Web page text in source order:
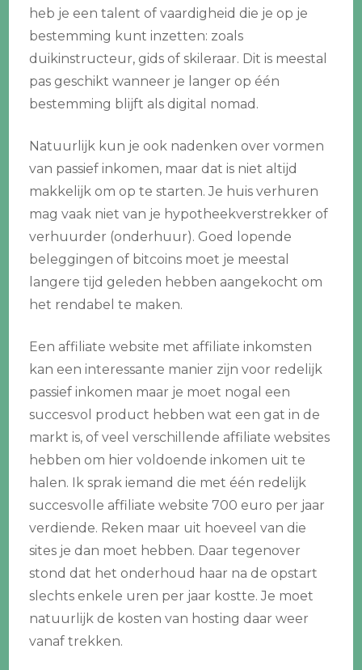
heb je een talent of vaardigheid die je op je
bestemming kunt inzetten: zoals
duikinstructeur, gids of skileraar. Dit is meestal
pas geschikt wanneer je langer op één
bestemming blijft als digital nomad.
Natuurlijk kun je ook nadenken over vormen
van passief inkomen, maar dat is niet altijd
makkelijk om op te starten. Je huis verhuren
mag vaak niet van je hypotheekverstrekker of
verhuurder (onderhuur). Goed lopende
beleggingen of bitcoins moet je meestal
langere tijd geleden hebben aangekocht om
het rendabel te maken.
Een affiliate website met affiliate inkomsten
kan een interessante manier zijn voor redelijk
passief inkomen maar je moet nogal een
succesvol product hebben wat een gat in de
markt is, of veel verschillende affiliate websites
hebben om hier voldoende inkomen uit te
halen. Ik sprak iemand die met één redelijk
succesvolle affiliate website 700 euro per jaar
verdiende. Reken maar uit hoeveel van die
sites je dan moet hebben. Daar tegenover
stond dat het onderhoud haar na de opstart
slechts enkele uren per jaar kostte. Je moet
natuurlijk de kosten van hosting daar weer
vanaf trekken.